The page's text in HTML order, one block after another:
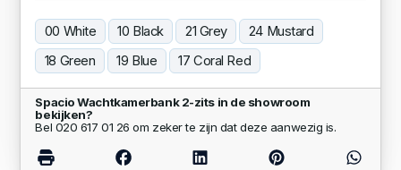
00 White 10 Black 21 Grey
24 Mustard
18 Green
19 Blue 17 Coral Red
Spacio Wachtkamerbank 2-zits in de showroom
bekijken?
Bel 020 617 01 26 om zeker te zijn dat deze aanwezig is.